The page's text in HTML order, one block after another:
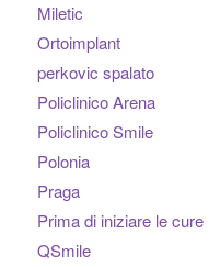
Miletic
Ortoimplant
perkovic spalato
Policlinico Arena
Policlinico Smile
Polonia
Praga
Prima di iniziare le cure
QSmile